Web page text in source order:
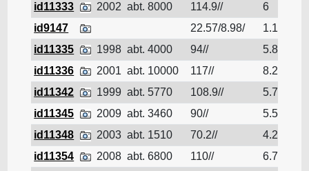
id11333
2002 abt. 8000 114.9// 6
id9147
22.57/8.98/ 1.18
id11335
1998 abt. 4000 94// 5.8
id11336
2001 abt. 10000 117// 8.2
id11342
1999 abt. 5770 108.9// 5.7
id11345
2009 abt. 3460 90// 5.5
id11348
2003 abt. 1510 70.2// 4.2
id11354
2008 abt. 6800 110// 6.7